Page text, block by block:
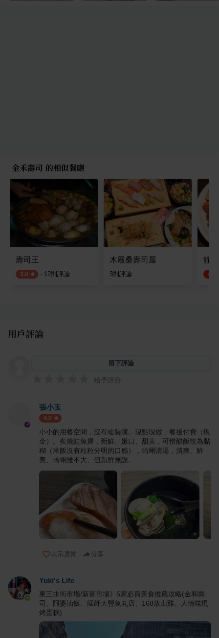
金禾壽司 的相似餐廳
壽司王
3.8 · 12則評論
木屐桑壽司屋
3則評論
靜
4.6
用戶評論
留下評論
給予評分
張小玉
4.0
小小的用餐空間，沒有啥裝潢。現點現做，餐後付費（現
金）。炙燒鮭魚握，新鮮、嫩口、甜美，可惜醋飯較為黏
糊（米飯沒有粒粒分明的口感），蛤蜊清湯，清爽、鮮
美、蛤蜊雖不大、但新鮮無誤。
表示讚賞 分享
Yuki's Life
東三水街市場/新富市場》5家必買美食推薦攻略(金和壽
司、阿婆油飯、艋舺大豐魚丸店、168放山雞、人情味現
烤蛋糕)